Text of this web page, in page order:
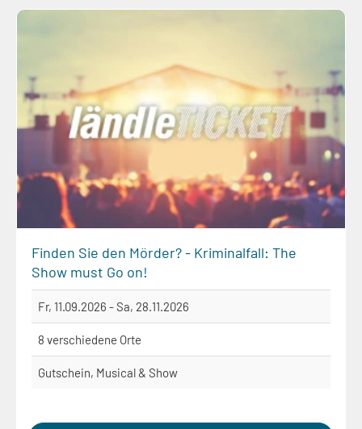
Finden Sie den Mörder? - Kriminalfall: The
Show must Go on!
Fr, 11.09.2026 - Sa, 28.11.2026
8 verschiedene Orte
Gutschein, Musical & Show